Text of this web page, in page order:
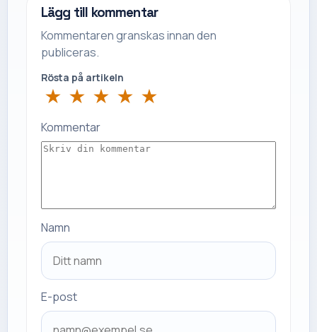
Lägg till kommentar
Kommentaren granskas innan den
publiceras.
Rösta på artikeln
★ ★ ★ ★ ★
Kommentar
Namn
E-post